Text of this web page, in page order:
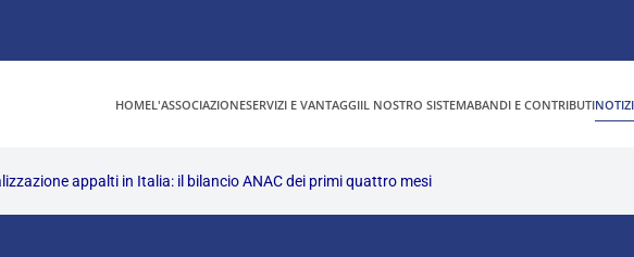
HOMEL'ASSOCIAZIONESERVIZI E VANTAGGIIL NOSTRO SISTEMABANDI E CONTRIBUTI
appalti in Italia: il bilancio ANAC dei primi quattro mesi